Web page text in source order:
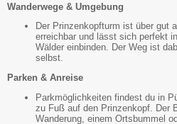
Wanderwege & Umgebung
Der Prinzenkopfturm ist über gut
erreichbar und lässt sich perfekt
Wälder einbinden. Der Weg ist
selbst.
Parken & Anreise
Parkmöglichkeiten findest du in
zu Fuß auf den Prinzenkopf. Der
Wanderung, einem Ortsbummel